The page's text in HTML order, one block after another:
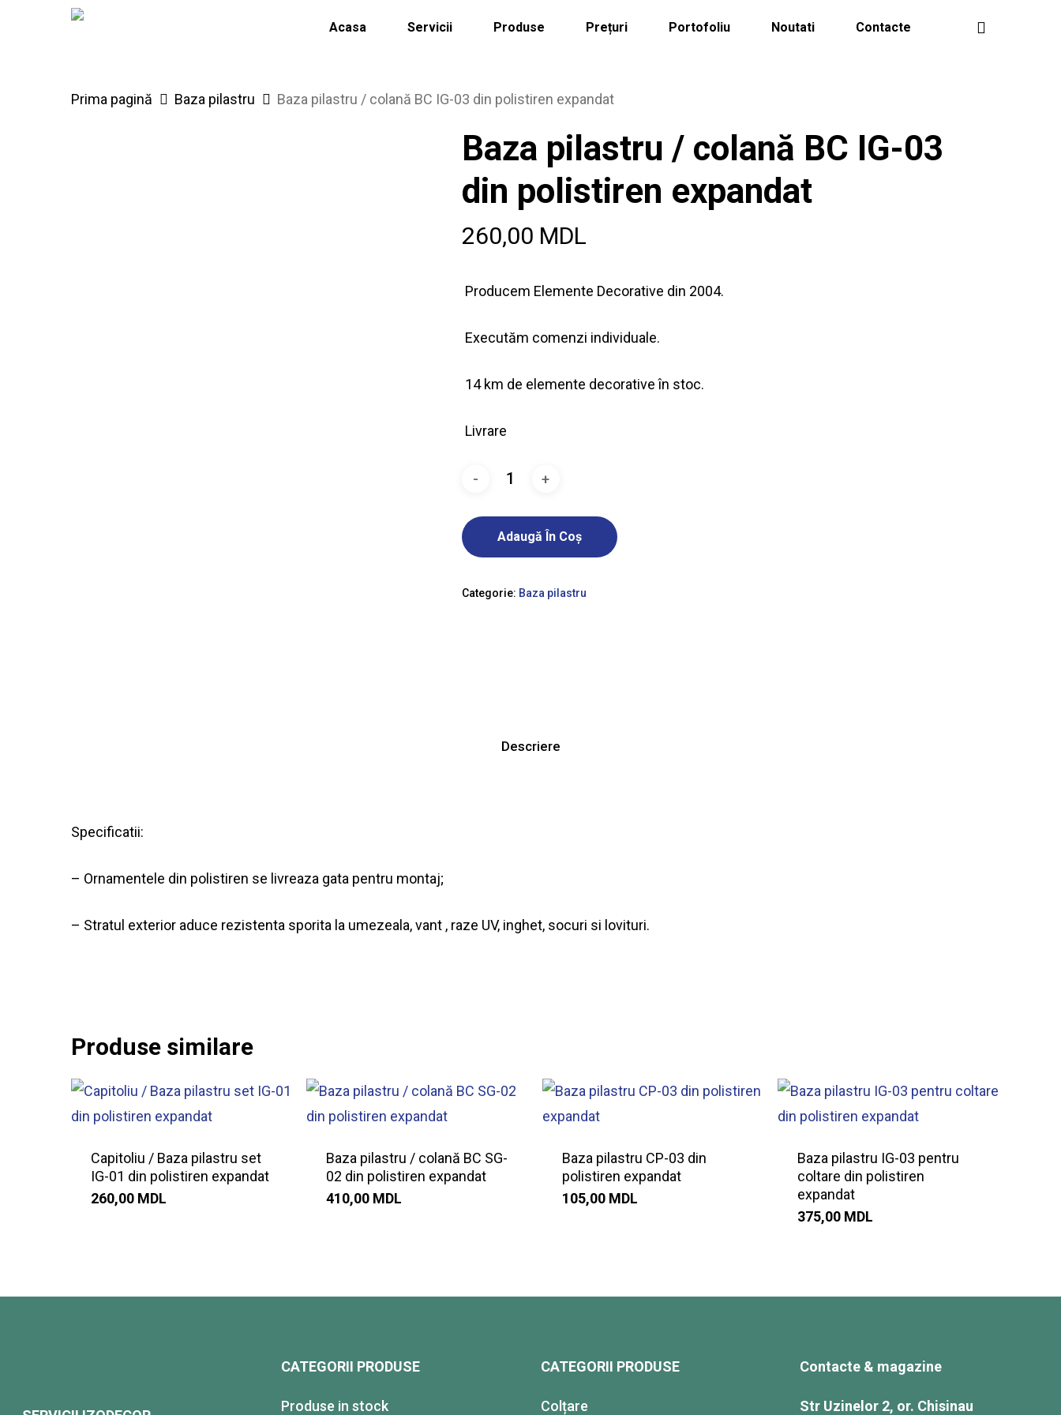
Acasa Servicii Produse Prețuri Portofoliu Noutati Contacte
Prima pagină Baza pilastru Baza pilastru / colană BC IG-03 din polistiren expandat
Baza pilastru / colană BC IG-03
din polistiren expandat
260,00 MDL
Producem Elemente Decorative din 2004.
Executăm comenzi individuale.
14 km de elemente decorative în stoc.
Livrare
Adaugă În Coș
Categorie: Baza pilastru
Descriere
Specificatii:
– Ornamentele din polistiren se livreaza gata pentru montaj;
– Stratul exterior aduce rezistenta sporita la umezeala, vant , raze UV, inghet, socuri si lovituri.
Produse similare
Capitoliu / Baza pilastru set
IG-01 din polistiren expandat
260,00 MDL
Baza pilastru / colană BC SG-
02 din polistiren expandat
410,00 MDL
Baza pilastru CP-03 din
polistiren expandat
105,00 MDL
Baza pilastru IG-03 pentru
coltare din polistiren
expandat
375,00 MDL
CATEGORII PRODUSE
Produse in stock
CATEGORII PRODUSE
Colțare
Contacte & magazine
Str Uzinelor 2, or. Chisinau